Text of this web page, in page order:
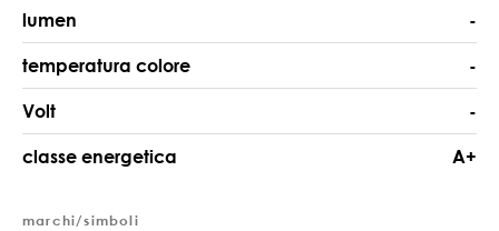
lumen -
temperatura colore -
Volt -
classe energetica A+
marchi/simboli